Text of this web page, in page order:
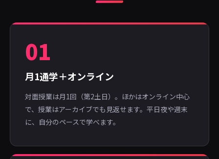
01
月1通学＋オンライン
対面授業は月1回（第2土日）。ほかはオンライン中心
で、授業はアーカイブでも見返せます。平日夜や週末
に、自分のペースで学べます。